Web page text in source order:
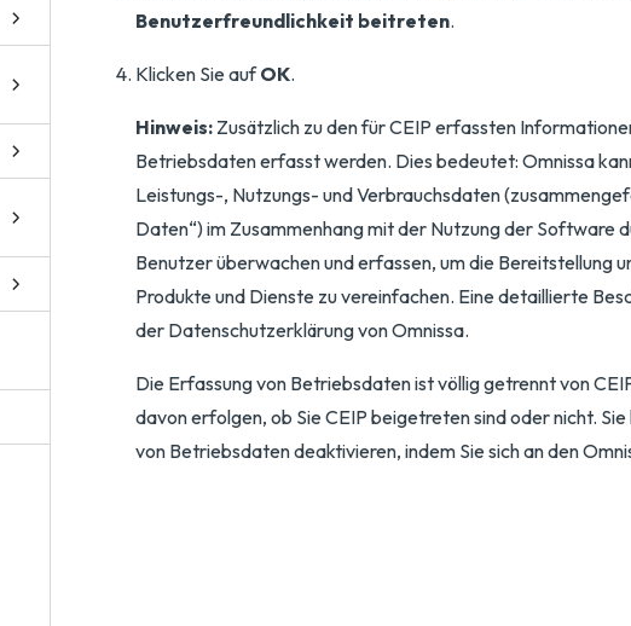
Benutzerfreundlichkeit beitreten.
Klicken Sie aufOK.
Hinweis: Zusätzlich zu den für CEIP erfassten
Betriebsdaten erfasst werden. Dies bedeutet: Omnissa
Leistungs-, Nutzungs- und Verbrauchsdaten
Daten“) im Zusammenhang mit der Nutzung der Software
Benutzer überwachen und erfassen, um die Bereitstellung
Produkte und Dienste zu vereinfachen. Eine detaillierte
der Datenschutzerklärung von Omnissa.
Die Erfassung von Betriebsdaten ist völlig getrennt von
davon erfolgen, ob Sie CEIP beigetreten sind oder nicht.
von Betriebsdaten deaktivieren, indem Sie sich an den